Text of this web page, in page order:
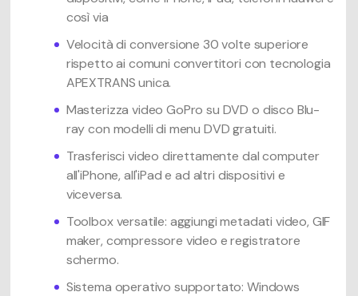
così via
Velocità di conversione 30 volte superiore
rispetto ai comuni convertitori con tecnologia
APEXTRANS unica.
Masterizza video GoPro su DVD o disco Blu-
ray con modelli di menu DVD gratuiti.
Trasferisci video direttamente dal computer
all'iPhone, all'iPad e ad altri dispositivi e
viceversa.
Toolbox versatile: aggiungi metadati video, GIF
maker, compressore video e registratore
schermo.
Sistema operativo supportato: Windows